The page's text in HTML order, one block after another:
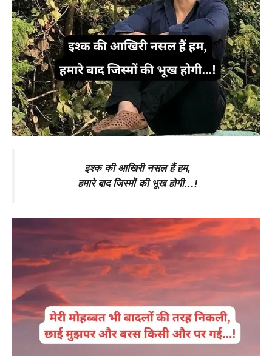
इश्क की आखिरी नसल हैं हम,
हमारे बाद जिस्मों की भूख होगी…!